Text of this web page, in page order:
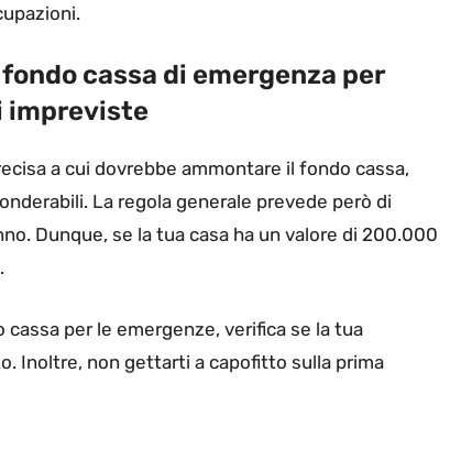
cassa di emergenza per
impreviste
a cui dovrebbe ammontare il fondo cassa,
La regola generale prevede però di
Dunque, se la tua casa ha un valore di 200.000
per le emergenze, verifica se la tua
Inoltre, non gettarti a capofitto sulla prima